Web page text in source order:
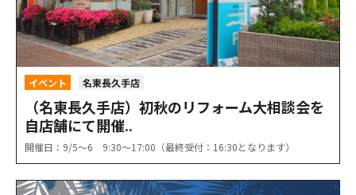
イベント 名東長久手店
（名東長久手店）初秋のリフォーム大相談会を
自店舗にて開催..
開催日：9/5〜6 9:30〜17:00（最終受付：16:30となります）